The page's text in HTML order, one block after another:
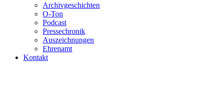
Archivgeschichten
O-Ton
Podcast
Pressechronik
Auszeichnungen
Ehrenamt
Kontakt